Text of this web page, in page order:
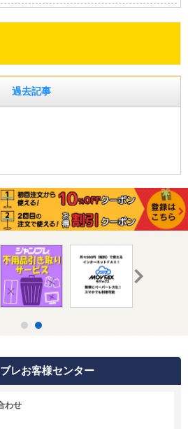
過去記事
レお客様センター
わせ